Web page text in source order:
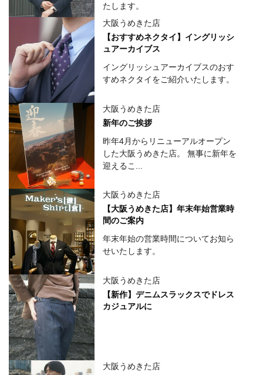
たします。
大阪うめきた店
【おすすめネクタイ】イングリッシ
ュアーカイブス
イングリッシュアーカイブスのおす
すめネクタイをご紹介いたします。
大阪うめきた店
新年のご挨拶
昨年4月からリニューアルオープン
した大阪うめきた店。 無事に新年を
迎えるこ...
大阪うめきた店
【大阪うめきた店】年末年始営業時
間のご案内
年末年始の営業時間についてお知ら
せいたします。
大阪うめきた店
【新作】デニムスラックスでドレス
カジュアルに
大阪うめきた店